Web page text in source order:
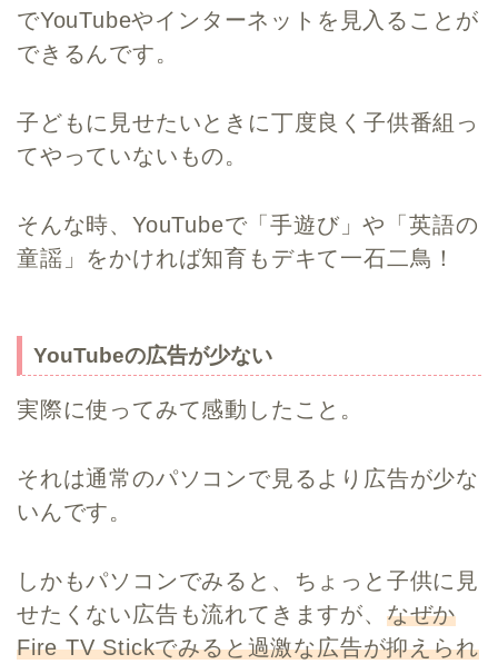
でYouTubeやインターネットを見入ることが
できるんです。
子どもに見せたいときに丁度良く子供番組っ
てやっていないもの。
そんな時、YouTubeで「手遊び」や「英語の
童謡」をかければ知育もデキて一石二鳥！
YouTubeの広告が少ない
実際に使ってみて感動したこと。
それは通常のパソコンで見るより広告が少な
いんです。
しかもパソコンでみると、ちょっと子供に見
せたくない広告も流れてきますが、 なぜか
Fire TV Stickでみると過激な広告が抑えられ